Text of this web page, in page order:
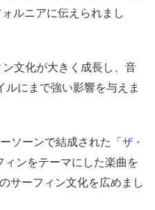
ルニアに伝えられまし
文化が大きく成長し、音
ルにまで強い影響を与えま
ソーンで結成された「ザ・
ィンをテーマにした楽曲を
サーフィン文化を広めまし